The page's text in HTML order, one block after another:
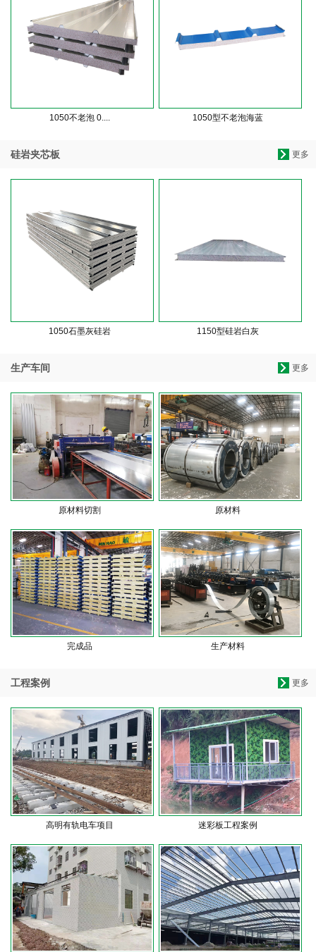
1050不老泡 0.... 1050型不老泡海蓝
更多
硅岩夹芯板
1050石墨灰硅岩 1150型硅岩白灰
更多
生产车间
原材料切割 原材料
完成品 生产材料
更多
工程案例
高明有轨电车项目 迷彩板工程案例